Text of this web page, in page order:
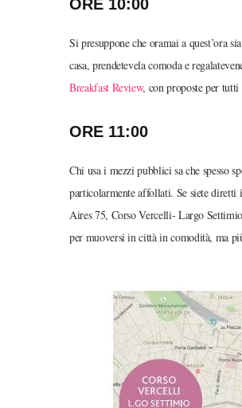
ORE 10:00
Si presuppone che oramai a quest’ora
casa, prendetevela comoda e
Breakfast Review, con proposte per tutti
ORE 11:00
Chi usa i mezzi pubblici sa che spesso
particolarmente affollati. Se siete diretti
Aires 75, Corso Vercelli- Largo
per muoversi in città in comodità, ma